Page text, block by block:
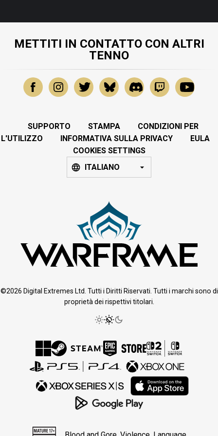
METTITI IN CONTATTO CON ALTRI
TENNO
SUPPORTO STAMPA
CONDIZIONI PER
L'UTILIZZO
INFORMATIVA SULLA PRIVACY
EULA
COOKIES SETTINGS
ITALIANO
©2026 Digital Extremes Ltd. Tutti i Diritti Riservati. Tutti i marchi sono di
proprietà dei rispettivi titolari.